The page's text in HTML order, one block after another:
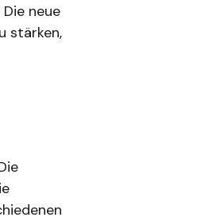
neue
stärken,